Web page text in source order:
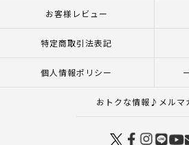
お客様レビュー
特定商取引法表記
個人情報ポリシー
おトクな情報♪メルマ